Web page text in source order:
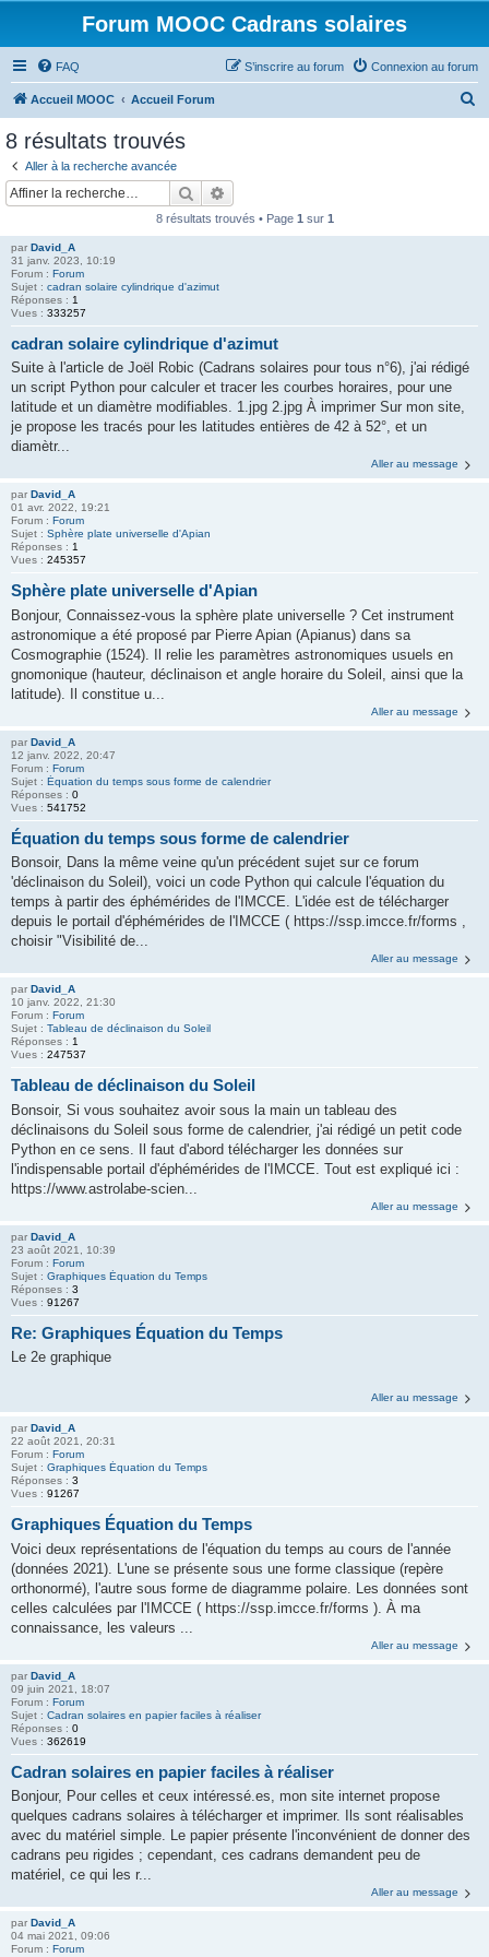
Forum MOOC Cadrans solaires
FAQ Connexion au forum
S’inscrire au forum
Accueil MOOC Accueil Forum
8 résultats trouvés
Aller à la recherche avancée
Rechercher
8 résultats trouvés • Page 1 sur 1
par David_A
31 janv. 2023, 10:19
Forum : Forum
Sujet : cadran solaire cylindrique d'azimut
Réponses : 1
Vues : 333257
cadran solaire cylindrique d'azimut
Suite à l'article de Joël Robic (Cadrans solaires pour tous n°6), j'ai rédigé
un script Python pour calculer et tracer les courbes horaires, pour une
latitude et un diamètre modifiables. 1.jpg 2.jpg À imprimer Sur mon site,
je propose les tracés pour les latitudes entières de 42 à 52°, et un
diamètr...
Aller au message
par David_A
01 avr. 2022, 19:21
Forum : Forum
Sujet : Sphère plate universelle d'Apian
Réponses : 1
Vues : 245357
Sphère plate universelle d'Apian
Bonjour, Connaissez-vous la sphère plate universelle ? Cet instrument
astronomique a été proposé par Pierre Apian (Apianus) dans sa
Cosmographie (1524). Il relie les paramètres astronomiques usuels en
gnomonique (hauteur, déclinaison et angle horaire du Soleil, ainsi que la
latitude). Il constitue u...
Aller au message
par David_A
12 janv. 2022, 20:47
Forum : Forum
Sujet : Équation du temps sous forme de calendrier
Réponses : 0
Vues : 541752
Équation du temps sous forme de calendrier
Bonsoir, Dans la même veine qu'un précédent sujet sur ce forum
'déclinaison du Soleil), voici un code Python qui calcule l'équation du
temps à partir des éphémérides de l'IMCCE. L'idée est de télécharger
depuis le portail d'éphémérides de l'IMCCE ( https://ssp.imcce.fr/forms ,
choisir "Visibilité de...
Aller au message
par David_A
10 janv. 2022, 21:30
Forum : Forum
Sujet : Tableau de déclinaison du Soleil
Réponses : 1
Vues : 247537
Tableau de déclinaison du Soleil
Bonsoir, Si vous souhaitez avoir sous la main un tableau des
déclinaisons du Soleil sous forme de calendrier, j'ai rédigé un petit code
Python en ce sens. Il faut d'abord télécharger les données sur
l'indispensable portail d'éphémérides de l'IMCCE. Tout est expliqué ici :
https://www.astrolabe-scien...
Aller au message
par David_A
23 août 2021, 10:39
Forum : Forum
Sujet : Graphiques Équation du Temps
Réponses : 3
Vues : 91267
Re: Graphiques Équation du Temps
Le 2e graphique
Aller au message
par David_A
22 août 2021, 20:31
Forum : Forum
Sujet : Graphiques Équation du Temps
Réponses : 3
Vues : 91267
Graphiques Équation du Temps
Voici deux représentations de l'équation du temps au cours de l'année
(données 2021). L'une se présente sous une forme classique (repère
orthonormé), l'autre sous forme de diagramme polaire. Les données sont
celles calculées par l'IMCCE ( https://ssp.imcce.fr/forms ). À ma
connaissance, les valeurs ...
Aller au message
par David_A
09 juin 2021, 18:07
Forum : Forum
Sujet : Cadran solaires en papier faciles à réaliser
Réponses : 0
Vues : 362619
Cadran solaires en papier faciles à réaliser
Bonjour, Pour celles et ceux intéressé.es, mon site internet propose
quelques cadrans solaires à télécharger et imprimer. Ils sont réalisables
avec du matériel simple. Le papier présente l'inconvénient de donner des
cadrans peu rigides ; cependant, ces cadrans demandent peu de
matériel, ce qui les r...
Aller au message
par David_A
04 mai 2021, 09:06
Forum : Forum